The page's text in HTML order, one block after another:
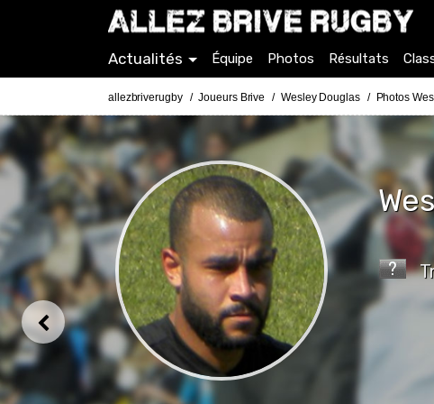
Actualités Équipe Photos Résultats
allezbriverugby Joueurs Brive Wesley Douglas Photos